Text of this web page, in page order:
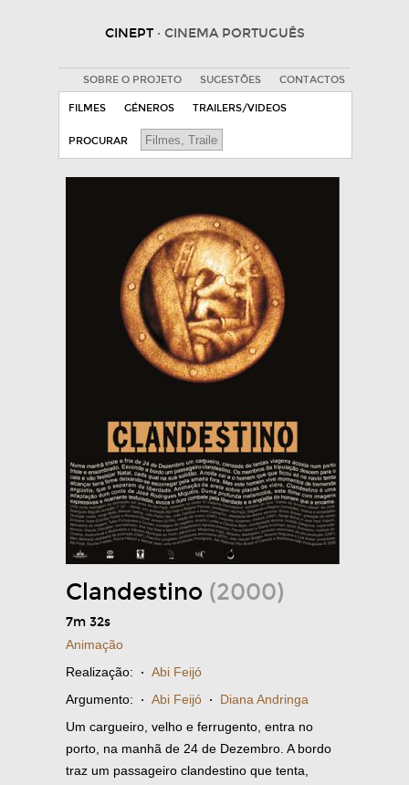
CINEPT · CINEMA PORTUGUÊS
SOBRE O PROJETO SUGESTÕES CONTACTOS
FILMES GÉNEROS TRAILERS/VIDEOS
PROCURAR
Clandestino (2000)
7m 32s
Animação
Realização: · Abi Feijó
Argumento: · Abi Feijó · Diana Andringa
Um cargueiro, velho e ferrugento, entra no
porto, na manhã de 24 de Dezembro. A bordo
traz um passageiro clandestino que tenta,